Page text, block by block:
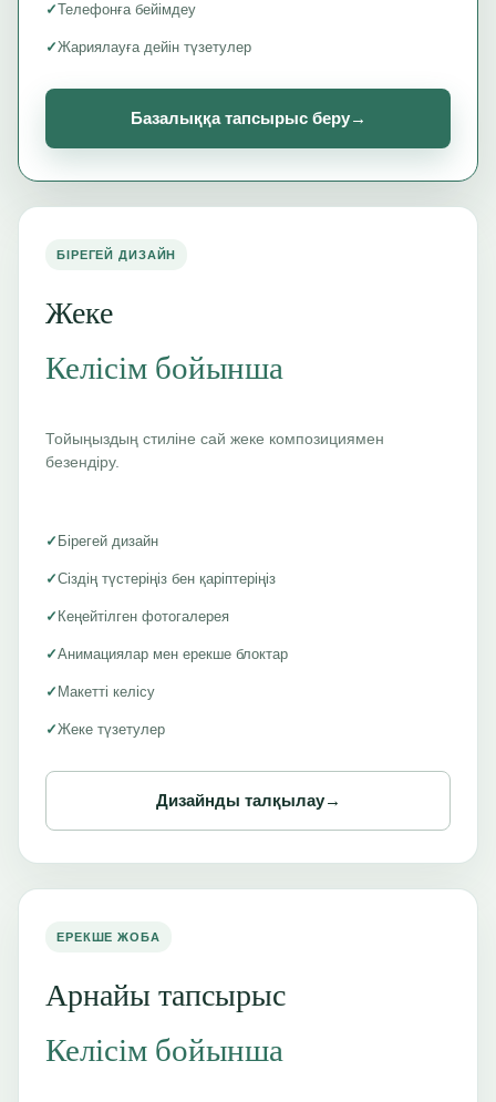
✓Телефонға бейімдеу
✓Жариялауға дейін түзетулер
Базалыққа тапсырыс беру→
БІРЕГЕЙ ДИЗАЙН
Жеке
Келісім бойынша
Тойыңыздың стиліне сай жеке композициямен
безендіру.
✓ Бірегей дизайн
✓Сіздің түстеріңіз бен қаріптеріңіз
✓ Кеңейтілген фотогалерея
✓Анимациялар мен ерекше блоктар
✓ Макетті келісу
✓Жеке түзетулер
Дизайнды талқылау→
ЕРЕКШЕ ЖОБА
Арнайы тапсырыс
Келісім бойынша